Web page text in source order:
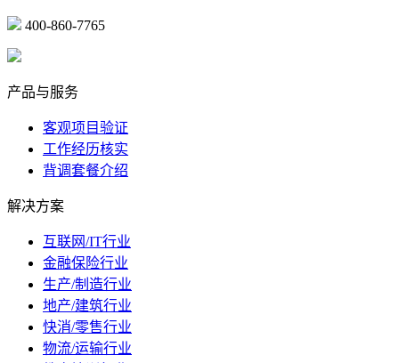
400-860-7765
产品与服务
客观项目验证
工作经历核实
背调套餐介绍
解决方案
互联网/IT行业
金融保险行业
生产/制造行业
地产/建筑行业
快消/零售行业
物流/运输行业